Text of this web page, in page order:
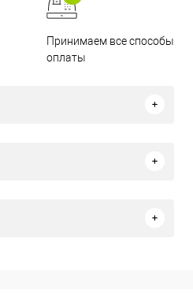
Принимаем все способы
оплаты